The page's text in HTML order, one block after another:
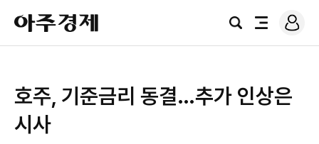
아
주
경
검
전
로
그
호주, 기준금리 동결…추가 인상은
시사